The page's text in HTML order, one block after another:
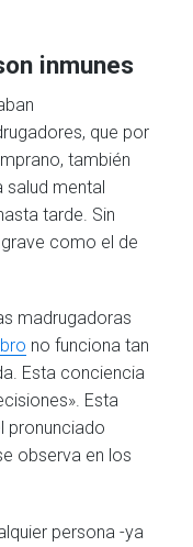
inmunes
que por
también
mental
tarde. Sin
como el de
madrugadoras
no funciona tan
Esta conciencia
Esta
pronunciado
observa en los
persona -ya